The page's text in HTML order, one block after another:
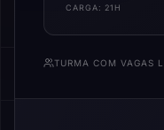
CARGA: 21H
TURMA COM VAGAS